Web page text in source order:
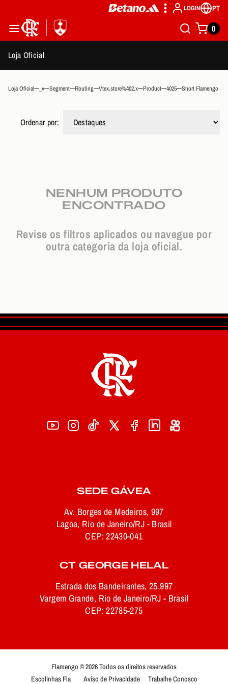
LOGIN PT
0
Loja Oficial
Loja Oficial _v Segment Routing Vtex.store%402.x Product 4025 Short Flamengo
Ordenar por:
NENHUM PRODUTO
ENCONTRADO
Revise os filtros aplicados ou navegue por
outra categoria da loja oficial.
SEDE GÁVEA
Av. Borges de Medeiros, 997
Lagoa, Rio de Janeiro/RJ - Brasil
CEP: 22430-041
CT GEORGE HELAL
Estrada dos Bandeirantes, 25.997
Vargem Grande, Rio de Janeiro/RJ - Brasil
CEP: 22785-275
Flamengo © 2026 Todos os direitos reservados
Escolinhas Fla
Aviso de Privacidade Trabalhe Conosco